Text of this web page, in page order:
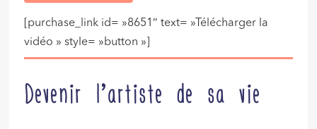
[purchase_link id= »8651″ text= »Télécharger la
vidéo » style= »button »]
Devenir l’artiste de sa vie